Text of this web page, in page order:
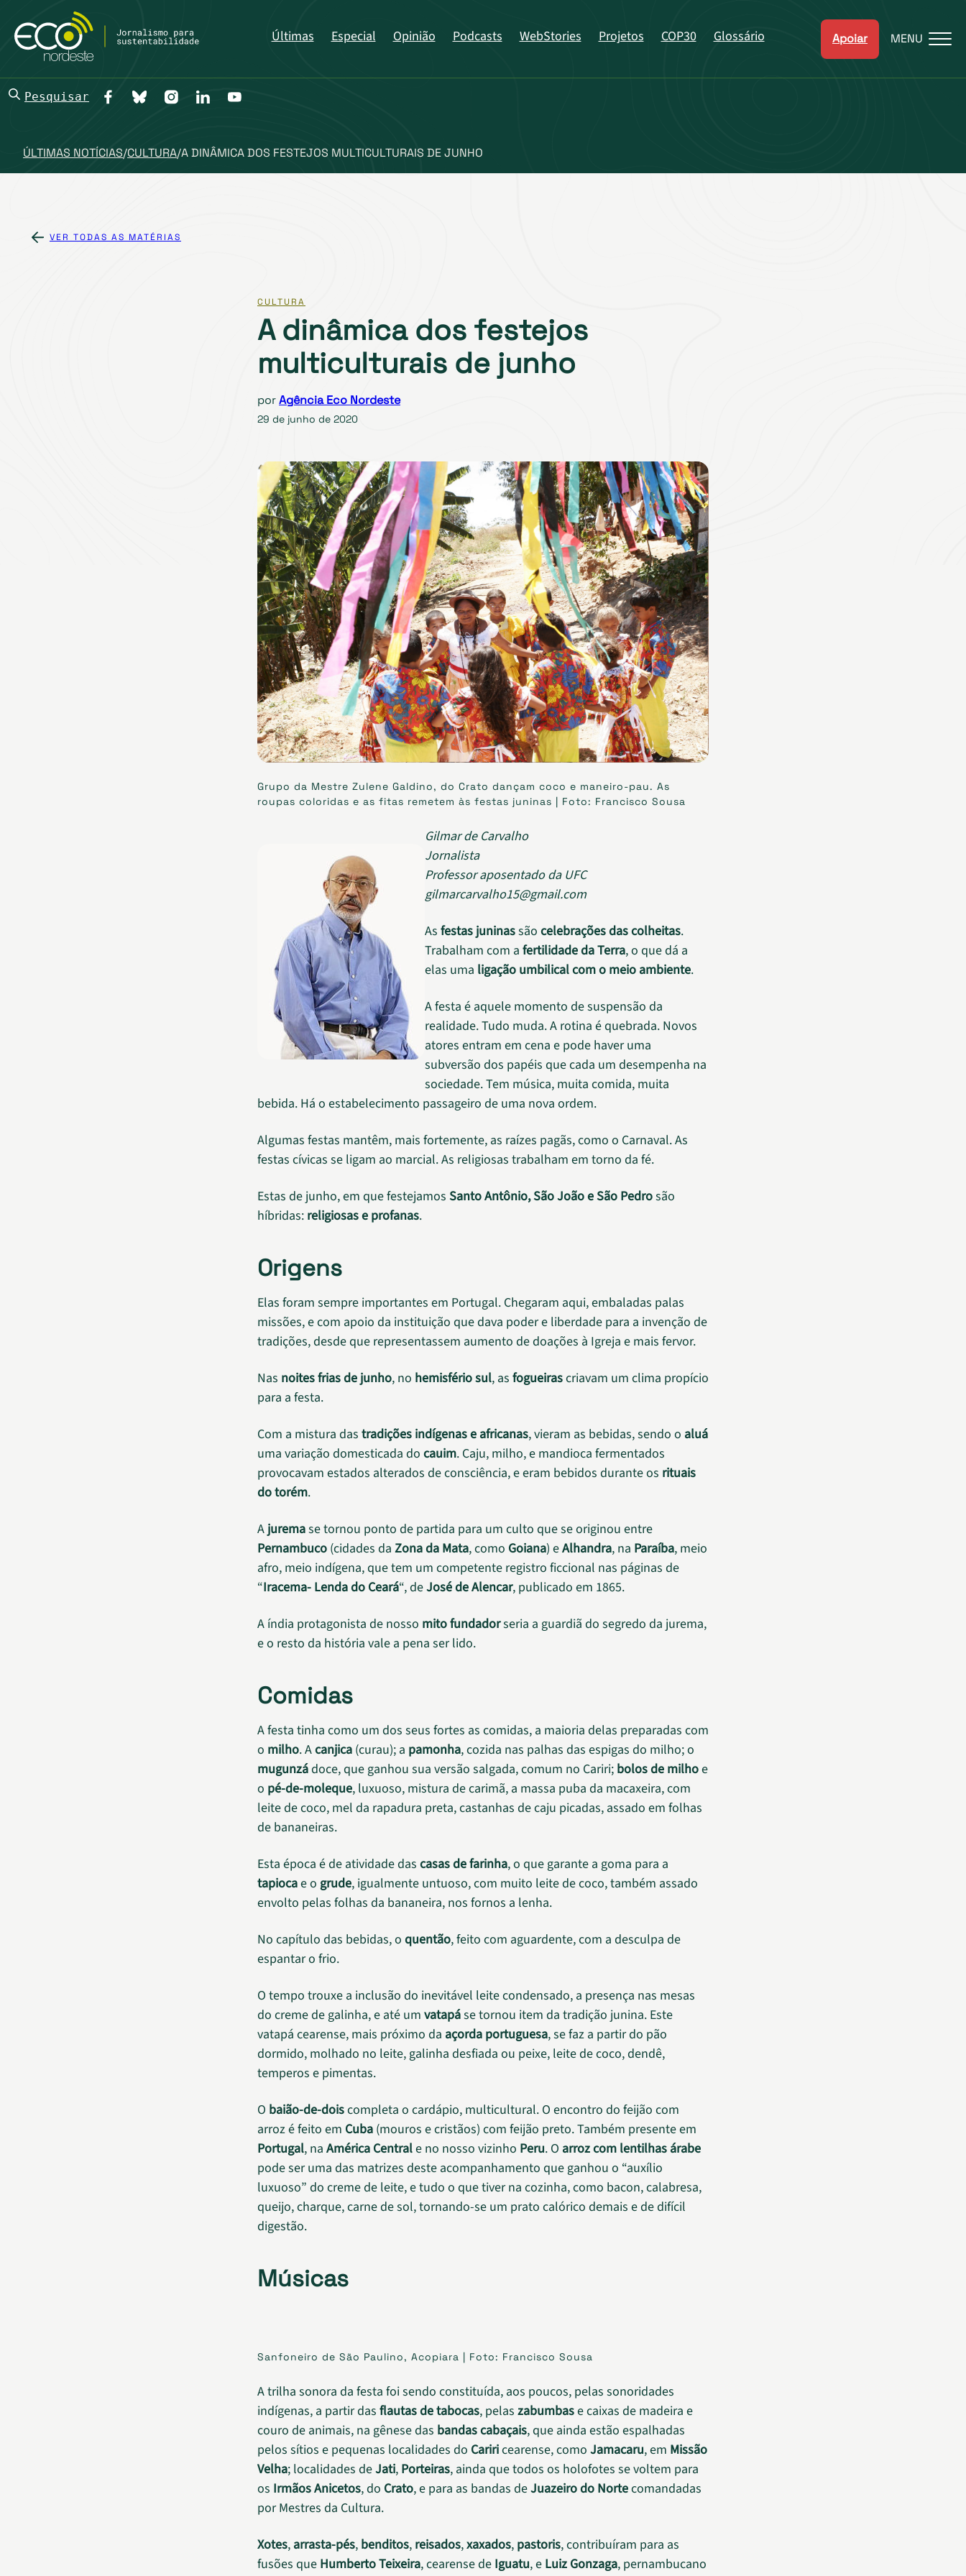
Últimas Especial Opinião Podcasts WebStories Projetos COP30 Glossário Apoiar MENU
Pesquisar
ÚLTIMAS NOTÍCIAS/CULTURA/A DINÂMICA DOS FESTEJOS MULTICULTURAIS DE JUNHO
VER TODAS AS MATÉRIAS
CULTURA
A dinâmica dos festejos
multiculturais de junho
porAgência Eco Nordeste
29 de junho de 2020
Grupo da Mestre Zulene Galdino, do Crato dançam coco e maneiro-pau. As
roupas coloridas e as fitas remetem às festas juninas | Foto: Francisco Sousa
Gilmar de Carvalho
Jornalista
Professor aposentado da UFC
gilmarcarvalho15@gmail.com
As festas juninassão celebrações das colheitas.
Trabalham com a fertilidade da Terra, o que dá a
elas uma ligação umbilical com o meio ambiente.
A festa é aquele momento de suspensão da
realidade. Tudo muda. A rotina é quebrada. Novos
atores entram em cena e pode haver uma
subversão dos papéis que cada um desempenha na
sociedade. Tem música, muita comida, muita
bebida. Há o estabelecimento passageiro de uma nova ordem.
Algumas festas mantêm, mais fortemente, as raízes pagãs, como o Carnaval. As
festas cívicas se ligam ao marcial. As religiosas trabalham em torno da fé.
Estas de junho, em que festejamos Santo Antônio, São João e São Pedrosão
híbridas: religiosas e profanas.
Origens
Elas foram sempre importantes em Portugal. Chegaram aqui, embaladas palas
missões, e com apoio da instituição que dava poder e liberdade para a invenção de
tradições, desde que representassem aumento de doações à Igreja e mais fervor.
Nas noites frias de junho, no hemisfério sul, as fogueirascriavam um clima propício
para a festa.
Com a mistura das tradições indígenas e africanas, vieram as bebidas, sendo o aluá
uma variação domesticada do cauim. Caju, milho, e mandioca fermentados
provocavam estados alterados de consciência, e eram bebidos durante os rituais
do torém.
A juremase tornou ponto de partida para um culto que se originou entre
Pernambuco (cidades da Zona da Mata, como Goiana) eAlhandra, na Paraíba, meio
afro, meio indígena, que tem um competente registro ficcional nas páginas de
“Iracema- Lenda do Ceará“, deJosé de Alencar, publicado em 1865.
A índia protagonista de nosso mito fundadorseria a guardiã do segredo da jurema,
e o resto da história vale a pena ser lido.
Comidas
A festa tinha como um dos seus fortes as comidas, a maioria delas preparadas com
o milho. Acanjica (curau); a pamonha, cozida nas palhas das espigas do milho; o
mugunzádoce, que ganhou sua versão salgada, comum no Cariri; bolos de milhoe
o pé-de-moleque, luxuoso, mistura de carimã, a massa puba da macaxeira, com
leite de coco, mel da rapadura preta, castanhas de caju picadas, assado em folhas
de bananeiras.
Esta época é de atividade das casas de farinha, o que garante a goma para a
tapiocae o grude, igualmente untuoso, com muito leite de coco, também assado
envolto pelas folhas da bananeira, nos fornos a lenha.
No capítulo das bebidas, o quentão, feito com aguardente, com a desculpa de
espantar o frio.
O tempo trouxe a inclusão do inevitável leite condensado, a presença nas mesas
do creme de galinha, e até um vatapáse tornou item da tradição junina. Este
vatapá cearense, mais próximo da açorda portuguesa, se faz a partir do pão
dormido, molhado no leite, galinha desfiada ou peixe, leite de coco, dendê,
temperos e pimentas.
O baião-de-doiscompleta o cardápio, multicultural. O encontro do feijão com
arroz é feito em Cuba (mouros e cristãos) com feijão preto. Também presente em
Portugal, na América Centrale no nosso vizinho Peru. O arroz com lentilhas árabe
pode ser uma das matrizes deste acompanhamento que ganhou o “auxílio
luxuoso” do creme de leite, e tudo o que tiver na cozinha, como bacon, calabresa,
queijo, charque, carne de sol, tornando-se um prato calórico demais e de difícil
digestão.
Músicas
Sanfoneiro de São Paulino, Acopiara | Foto: Francisco Sousa
A trilha sonora da festa foi sendo constituída, aos poucos, pelas sonoridades
indígenas, a partir das flautas de tabocas, pelas zabumbase caixas de madeira e
couro de animais, na gênese das bandas cabaçais, que ainda estão espalhadas
pelos sítios e pequenas localidades do Cariricearense, como Jamacaru, em Missão
Velha; localidades deJati, Porteiras, ainda que todos os holofotes se voltem para
os Irmãos Anicetos, do Crato, e para as bandas deJuazeiro do Nortecomandadas
por Mestres da Cultura.
Xotes, arrasta-pés, benditos, reisados,xaxados, pastoris, contribuíram para as
fusões que Humberto Teixeira, cearense de Iguatu, e Luiz Gonzaga, pernambucano